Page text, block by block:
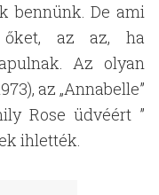
bennünk. De ami
őket, az az, ha
Az olyan
az „Annabelle”
Rose üdvéért ”
ihlették.